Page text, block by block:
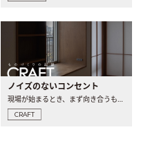
ノイズのないコンセント
現場が始まるとき、まず向き合うものの一つがコンセントです..
CRAFT